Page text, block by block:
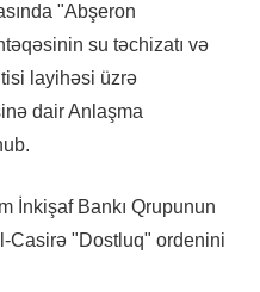
"Abşeron
su təchizatı və
layihəsi üzrə
dair Anlaşma
İnkişaf Bankı Qrupunun
Casirə "Dostluq" ordenini